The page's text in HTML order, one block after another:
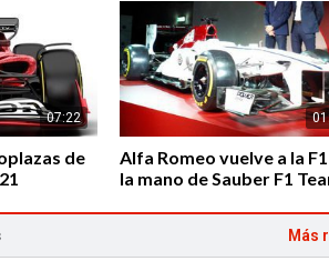
07:22
de
Alfa Romeo vuelve a la
la mano de Sauber F1
Más